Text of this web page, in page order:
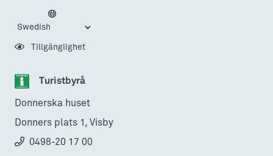
Turistbyrå
Donnerska huset
Donners plats 1, Visby
0498-20 17 00
Tillgänglighet